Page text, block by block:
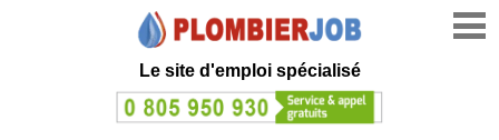
Le site d'emploi spécialisé